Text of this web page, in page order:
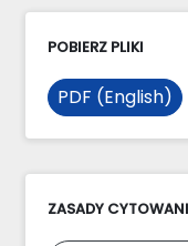
POBIERZ PLIKI
PDF (English)
ZASADY